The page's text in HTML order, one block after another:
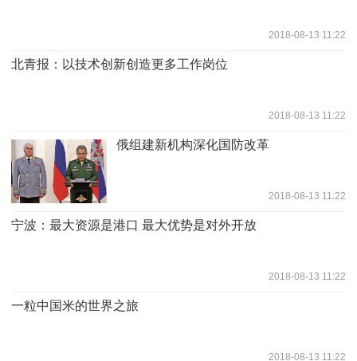
2018-08-13 11:22
北青报：以技术创新创造更多工作岗位
2018-08-13 11:22
俄组建新机构深化国防改革
2018-08-13 11:22
宁波：最大资源是港口 最大优势是对外开放
2018-08-13 11:22
一粒中国米的世界之旅
2018-08-13 11:22